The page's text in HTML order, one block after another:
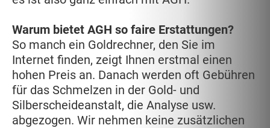
Warum bietet AGH so faire Erstattungen?
So manch ein Goldrechner, den Sie im
Internet finden, zeigt Ihnen erstmal einen
hohen Preis an. Danach werden oft Gebühren
für das Schmelzen in der Gold- und
Silberscheideanstalt, die Analyse usw.
abgezogen. Wir nehmen keine zusätzlichen